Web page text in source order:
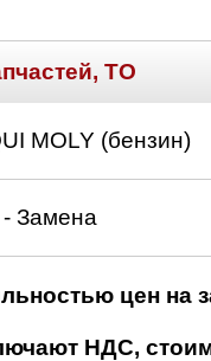
ТО
MOLY (бензин)
Замена
цен на
НДС,